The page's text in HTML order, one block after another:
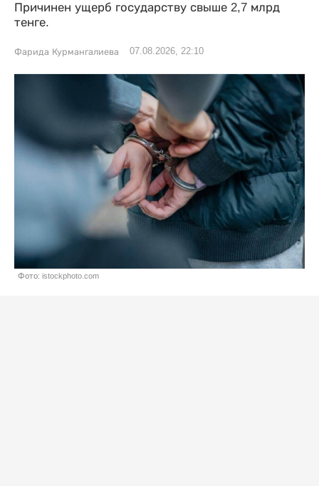
Причинен ущерб государству свыше 2,7 млрд
тенге.
Фарида Курмангалиева 07.08.2026, 22:10
Фото: istockphoto.com